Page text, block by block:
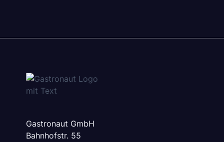
Gastronaut GmbH
Bahnhofstr. 55